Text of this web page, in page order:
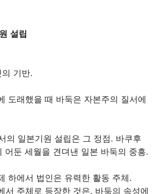
설립
기반.
도래했을 때 바둑은 자본주의 질서에
의 일본기원 설립은 그 정점. 바쿠후
어둔 세월을 견뎌낸 일본 바둑의 중흥.
하에서 법인은 유력한 활동 주체.
서 주체로 등장한 것은, 바둑의 속성에